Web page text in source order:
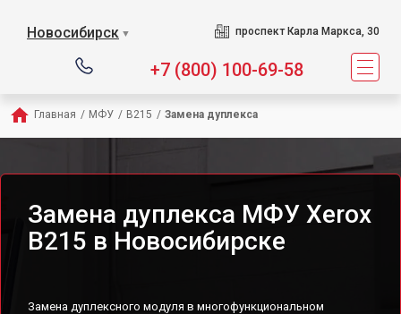
Новосибирск ▼ проспект Карла Маркса, 30
+7 (800) 100-69-58
Главная / МФУ / B215 / Замена дуплекса
Замена дуплекса МФУ Xerox
B215 в Новосибирске
Замена дуплексного модуля в многофункциональном